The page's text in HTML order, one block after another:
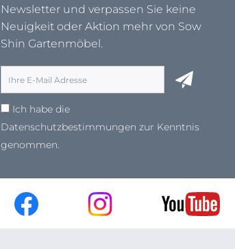
Newsletter und verpassen Sie keine
Neuigkeit oder Aktion mehr von Sow
Shin Gartenmöbel.
Ich habe die
Datenschutzbestimmungen zur Kenntnis
genommen.